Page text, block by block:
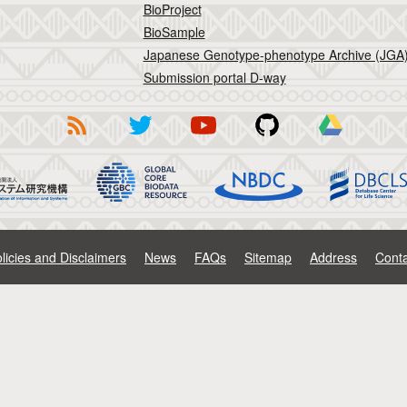
BioProject
BioSample
Japanese Genotype-phenotype Archive
Submission portal D-way
and Disclaimers News FAQs Sitemap Address